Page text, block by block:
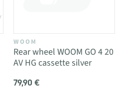
WOOM
Rear wheel WOOM GO 4 20
AV HG cassette silver
79,90 €